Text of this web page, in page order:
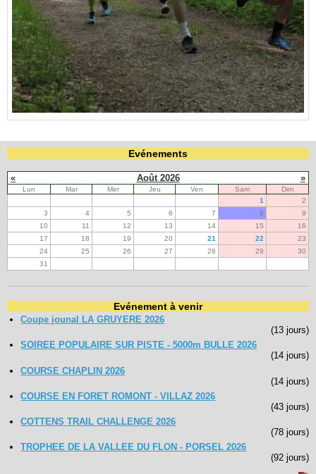
Evénements
« Août 2026 »
Lun Mar Mer Jeu Ven Sam
Dim
1
2
3
4 5 6 7 8
9
10
11 12 13 14 15
16
17
18 19 20 21 22
23
24
25 26 27 28 29
30
31
Evénement à venir
Coupe jounal LA GRUYERE 2026
(13 jours)
SOIREE POPULAIRE SUR PISTE - 5000m BULLE 2026
(14 jours)
COURSE CHAPLIN 2026
(14 jours)
COURSE EN FORET ROMONT - VILLAZ 2026
(43 jours)
COTTENS TRAIL CHALLENGE 2026
(78 jours)
TROPHEE DE LA VALLEE DU FLON - PORSEL 2026
(92 jours)